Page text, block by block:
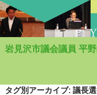
岩見沢市議会議員 平
ン
タグ別アーカイブ: 議長